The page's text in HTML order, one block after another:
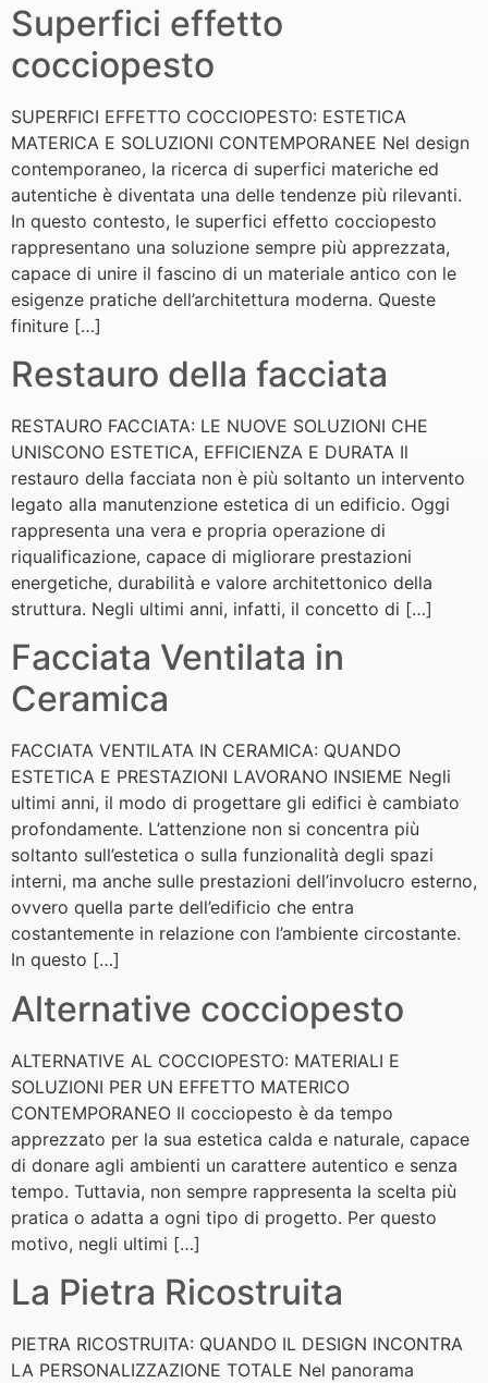
Superfici effetto
cocciopesto
SUPERFICI EFFETTO COCCIOPESTO: ESTETICA
MATERICA E SOLUZIONI CONTEMPORANEE Nel design
contemporaneo, la ricerca di superfici materiche ed
autentiche è diventata una delle tendenze più rilevanti.
In questo contesto, le superfici effetto cocciopesto
rappresentano una soluzione sempre più apprezzata,
capace di unire il fascino di un materiale antico con le
esigenze pratiche dell’architettura moderna. Queste
finiture […]
Restauro della facciata
RESTAURO FACCIATA: LE NUOVE SOLUZIONI CHE
UNISCONO ESTETICA, EFFICIENZA E DURATA Il
restauro della facciata non è più soltanto un intervento
legato alla manutenzione estetica di un edificio. Oggi
rappresenta una vera e propria operazione di
riqualificazione, capace di migliorare prestazioni
energetiche, durabilità e valore architettonico della
struttura. Negli ultimi anni, infatti, il concetto di […]
Facciata Ventilata in
Ceramica
FACCIATA VENTILATA IN CERAMICA: QUANDO
ESTETICA E PRESTAZIONI LAVORANO INSIEME Negli
ultimi anni, il modo di progettare gli edifici è cambiato
profondamente. L’attenzione non si concentra più
soltanto sull’estetica o sulla funzionalità degli spazi
interni, ma anche sulle prestazioni dell’involucro esterno,
ovvero quella parte dell’edificio che entra
costantemente in relazione con l’ambiente circostante.
In questo […]
Alternative cocciopesto
ALTERNATIVE AL COCCIOPESTO: MATERIALI E
SOLUZIONI PER UN EFFETTO MATERICO
CONTEMPORANEO Il cocciopesto è da tempo
apprezzato per la sua estetica calda e naturale, capace
di donare agli ambienti un carattere autentico e senza
tempo. Tuttavia, non sempre rappresenta la scelta più
pratica o adatta a ogni tipo di progetto. Per questo
motivo, negli ultimi […]
La Pietra Ricostruita
PIETRA RICOSTRUITA: QUANDO IL DESIGN INCONTRA
LA PERSONALIZZAZIONE TOTALE Nel panorama